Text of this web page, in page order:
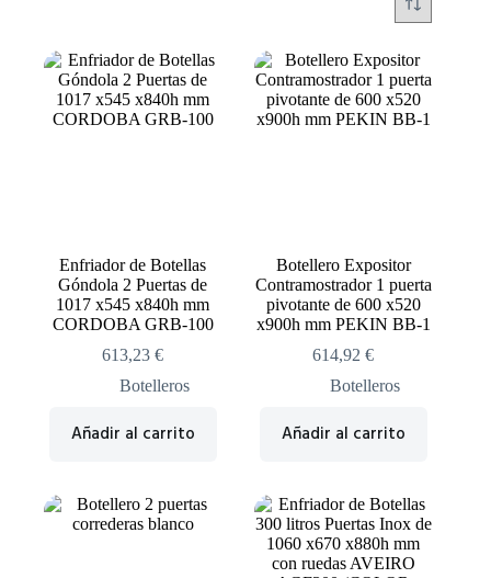
Enfriador de Botellas
Góndola 2 Puertas de
1017 x545 x840h mm
CORDOBA GRB-100
613,23€
Botelleros
Añadir al carrito
Botellero Expositor
Contramostrador 1 puerta
pivotante de 600 x520
x900h mm PEKIN BB-1
614,92€
Botelleros
Añadir al carrito